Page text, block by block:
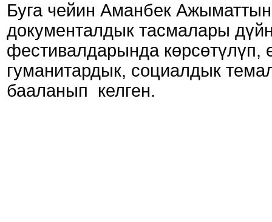
Буга чейин Аманбек
документалдык тасмалары
фестивалдарында көрсөтүлүп,
гуманитардык, социалдык
бааланып келген.